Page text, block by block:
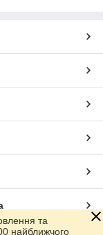
та
найближчого